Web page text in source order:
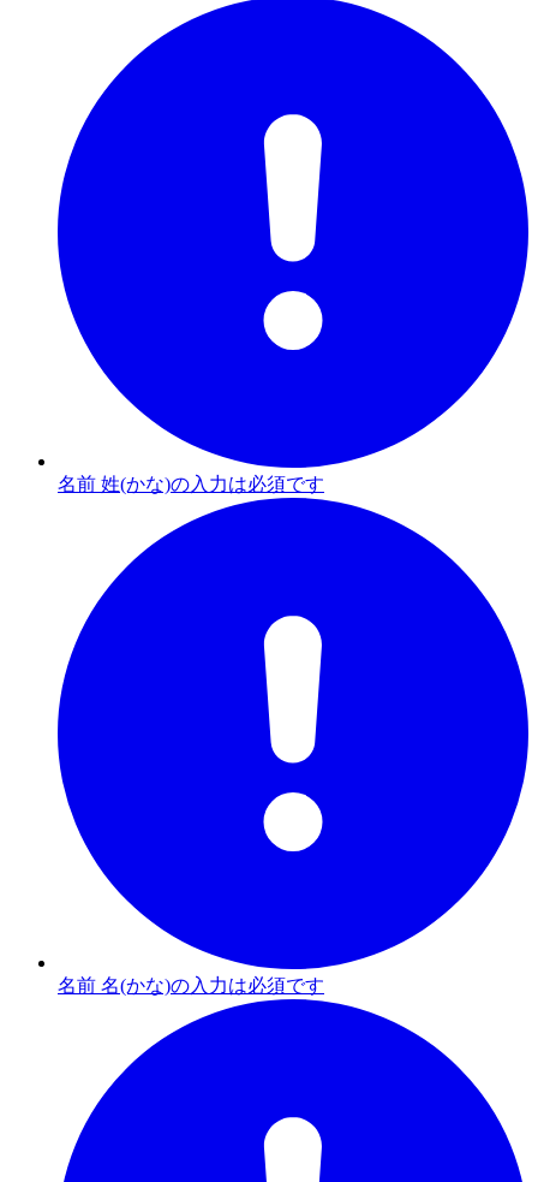
名前 姓(かな)の入力は必須です
名前 名(かな)の入力は必須です